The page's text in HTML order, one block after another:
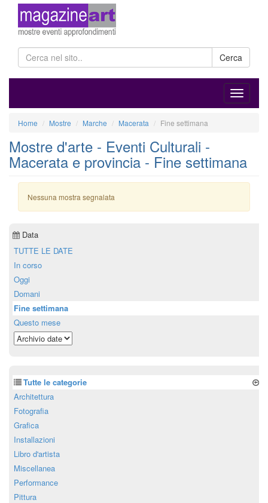
Cerca
Home Mostre Marche Macerata Fine settimana
Mostre d'arte - Eventi Culturali -
Macerata e provincia - Fine settimana
Nessuna mostra segnalata
Data
TUTTE LE DATE
In corso
Oggi
Domani
Fine settimana
Questo mese
Tutte le categorie
Architettura
Fotografia
Grafica
Installazioni
Libro d'artista
Miscellanea
Performance
Pittura